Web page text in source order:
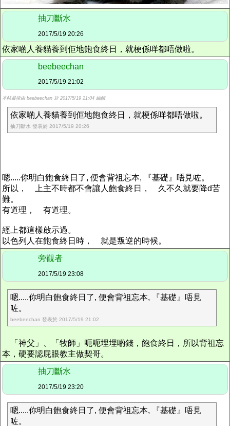
抽刀斷水
2017/5/19 20:26
依家啲人養貓養到佢地飽食終日，就梗係咩都唔做啦。
beebeechan
2017/5/19 21:02
本帖最後由 beebeechan 於 2017/5/19 21:04 編輯
依家啲人養貓養到佢地飽食終日，就梗係咩都唔做啦。
抽刀斷水 發表於 2017/5/19 20:26
嗯.....你明白飽食終日了, 便會背祖忘本, 『基礎』唔見咗。
所以， 上主不時都不會讓人飽食終日， 久不久就要降d苦
難。
有道理， 有道理。
經上都這樣啟示過。
以色列人在飽食終日時， 就是叛逆的時候。
旁觀者
2017/5/19 23:08
嗯.....你明白飽食終日了, 便會背祖忘本, 『基礎』唔見
咗。
beebeechan 發表於 2017/5/19 21:02
「神父」、「牧師」呃呃埋埋啲錢，飽食終日，所以背祖忘
本，硬要認屁眼教主做契哥。
抽刀斷水
2017/5/19 23:20
嗯.....你明白飽食終日了, 便會背祖忘本, 『基礎』唔見
咗。